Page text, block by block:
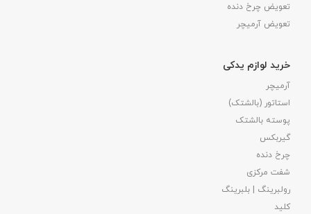
تعویض چرخ دنده
تعویض آرمیچر
خرید لوازم یدکی
آرمیچر
استاتور (بالشتک)
پوسته بالشتک
گیربکس
چرخ دنده
شفت مرکزی
رولبرینگ | بلبرینگ
کلید